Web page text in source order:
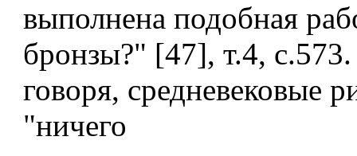
выполнена подобная
бронзы?" [47], т.4,
говоря, средневековые
"ничего